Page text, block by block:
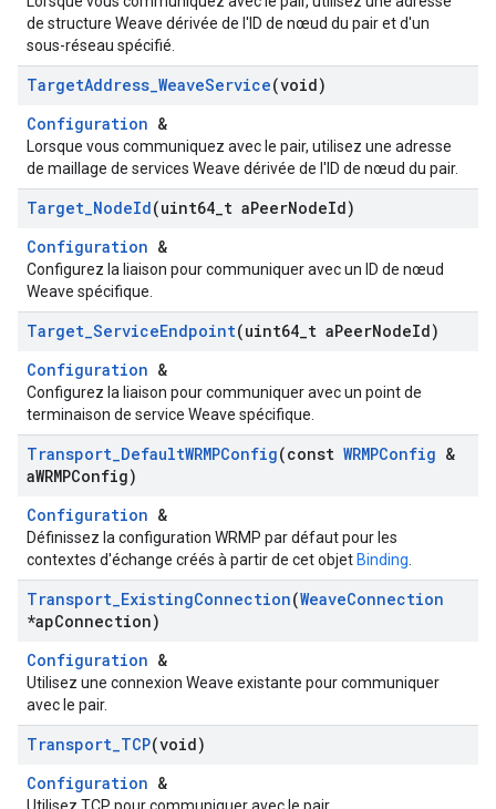
de structure Weave dérivée de l'ID de nœud du pair et d'un
sous-réseau spécifié.
TargetAddress_WeaveService(void)
Configuration &
Lorsque vous communiquez avec le pair, utilisez une adresse
de maillage de services Weave dérivée de l'ID de nœud du pair.
Target_NodeId(uint64 t aPeerNodeId)
Configuration &
Configurez la liaison pour communiquer avec un ID de nœud
Weave spécifique.
Target_ServiceEndpoint(uint64 t aPeerNodeId)
Configuration &
Configurez la liaison pour communiquer avec un point de
terminaison de service Weave spécifique.
Transport_DefaultWRMPConfig(const WRMPConfig &
aWRMPConfig)
Configuration &
Définissez la configuration WRMP par défaut pour les
contextes d'échange créés à partir de cet objet Binding
Transport_ExistingConnection(WeaveConnection
*apConnection)
Configuration &
Utilisez une connexion Weave existante pour communiquer
avec le pair.
Transport_TCP(void)
Configuration &